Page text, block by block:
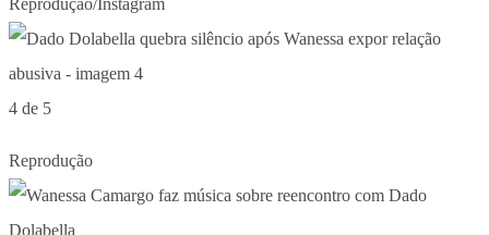
4 de 5
Reprodução